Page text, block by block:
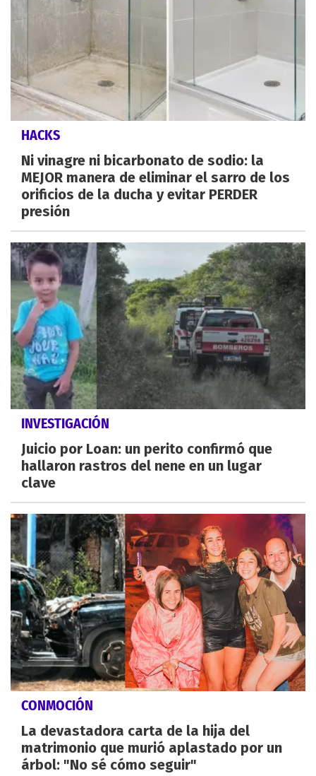
HACKS
Ni vinagre ni bicarbonato de sodio: la
MEJOR manera de eliminar el sarro de los
orificios de la ducha y evitar PERDER
presión
INVESTIGACIÓN
Juicio por Loan: un perito confirmó que
hallaron rastros del nene en un lugar
clave
CONMOCIÓN
La devastadora carta de la hija del
matrimonio que murió aplastado por un
árbol: "No sé cómo seguir"